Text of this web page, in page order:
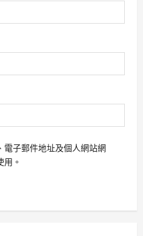
電子郵件地址及個人網站網
。